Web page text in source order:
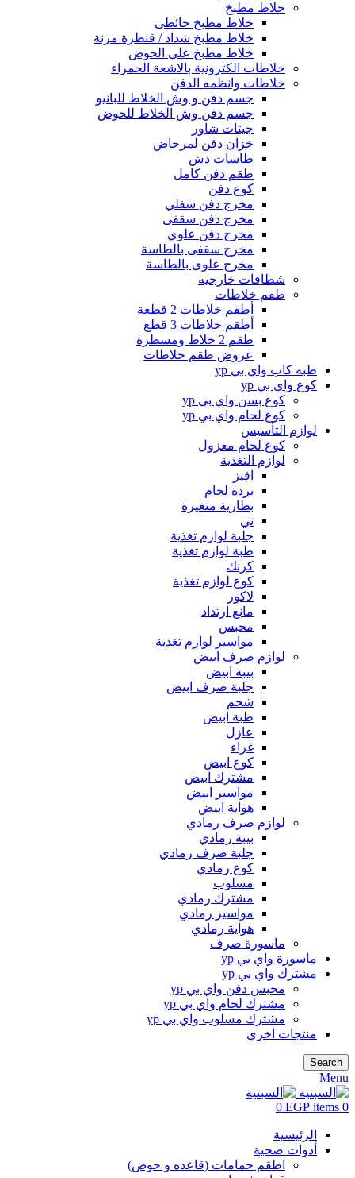
خلاط مطبخ
خلاط مطبخ حائطى
خلاط مطبخ شداد / قنطرة مرنة
خلاط مطبخ على الحوض
خلاطات الكترونية بالاشعة الحمراء
خلاطات وانظمه الدفن
جسم دفن و وش الخلاط للبانيو
جسم دفن وش الخلاط للحوض
جيتات شاور
خزان دفن لمرحاض
طاسات دش
طقم دفن كامل
كوع دفن
مخرج دفن سفلي
مخرج دفن سقفى
مخرج دفن علوي
مخرج سقفى بالطاسة
مخرج علوى بالطاسة
شطافات خارجيه
طقم خلاطات
أطقم خلاطات 2 قطعة
أطقم خلاطات 3 قطع
طقم 2 خلاط ومسطرة
عروض طقم خلاطات
طبه كاب واي بي yp
كوع واي بي yp
كوع بسن واي بي yp
كوع لحام واي بي yp
لوازم التأسيس
كوع لحام معزول
لوازم التغذية
افيز
بردة لحام
بطارية متغيرة
تي
جلبة لوازم تغذية
طبة لوازم تغذية
كرنك
كوع لوازم تغذية
لاكور
مانع ارتداد
محبس
مواسير لوازم تغذية
لوازم صرف ابيض
بيبة ابيض
جلبة صرف ابيض
شحم
طبة ابيض
عازل
غراء
كوع ابيض
مشترك ابيض
مواسير ابيض
هواية ابيض
لوازم صرف رمادي
بيبة رمادي
جلبة صرف رمادي
كوع رمادي
مسلوب
مشترك رمادي
مواسير رمادي
هواية رمادي
ماسورة صرف
ماسورة واي بي yp
مشترك واي بي yp
محبس دفن واي بي yp
مشترك لحام واي بي yp
مشترك مسلوب واي بي yp
منتجات اخري
Search
Menu
0
items
0 EGP
الرئيسية
أدوات صحية
اطقم حمامات (قاعده و حوض)